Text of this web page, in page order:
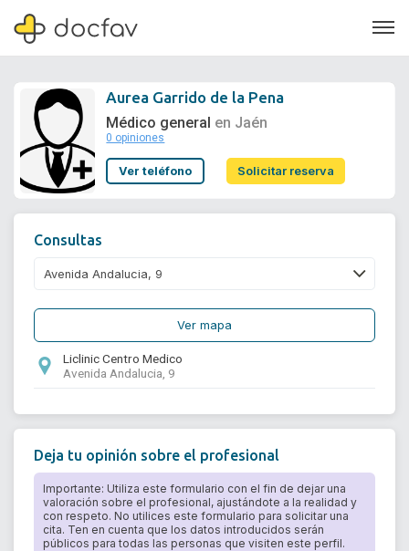
Soporte
Aurea Garrido de la Pena
Médico general en Jaén
0 opiniones
Ver teléfono Solicitar reserva
Consultas
Ver mapa
Liclinic Centro Medico
Avenida Andalucia, 9
Deja tu opinión sobre el profesional
Importante: Utiliza este formulario con el fin de dejar una
valoración sobre el profesional, ajustándote a la realidad y
con respeto. No utilices este formulario para solicitar una
cita. Ten en cuenta que los datos introducidos serán
públicos para todas las personas que visiten este perfil.